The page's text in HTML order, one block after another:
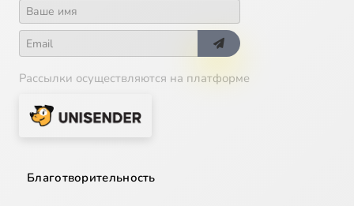
Рассылки осуществляются на платформе
Благотворительность